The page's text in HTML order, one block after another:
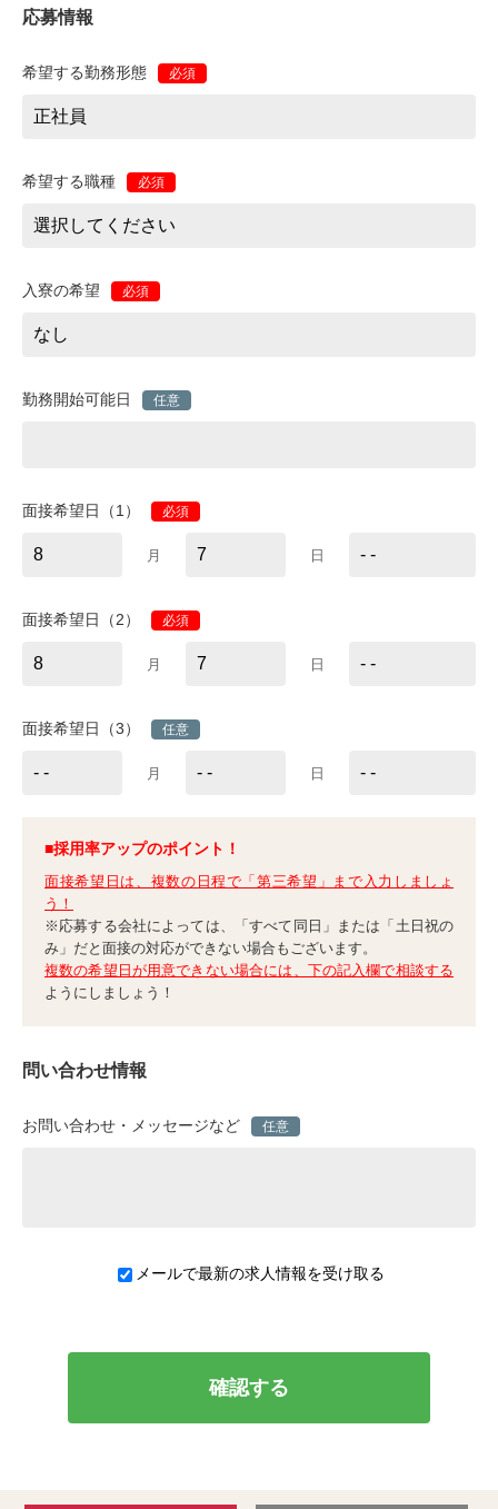
応募情報
希望する勤務形態 必須
希望する職種 必須
入寮の希望 必須
勤務開始可能日 任意
面接希望日（1） 必須
月 日
面接希望日（2） 必須
月 日
面接希望日（3） 任意
月 日
■採用率アップのポイント！
面接希望日は、複数の日程で「第三希望」まで入力しましょ
う！
※応募する会社によっては、「すべて同日」または「土日祝の
み」だと面接の対応ができない場合もございます。
複数の希望日が用意できない場合には、下の記入欄で相談する
ようにしましょう！
問い合わせ情報
お問い合わせ・メッセージなど 任意
メールで最新の求人情報を受け取る
確認する